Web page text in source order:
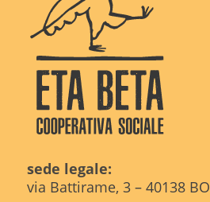
sede legale:
via Battirame, 3 – 40138 BO